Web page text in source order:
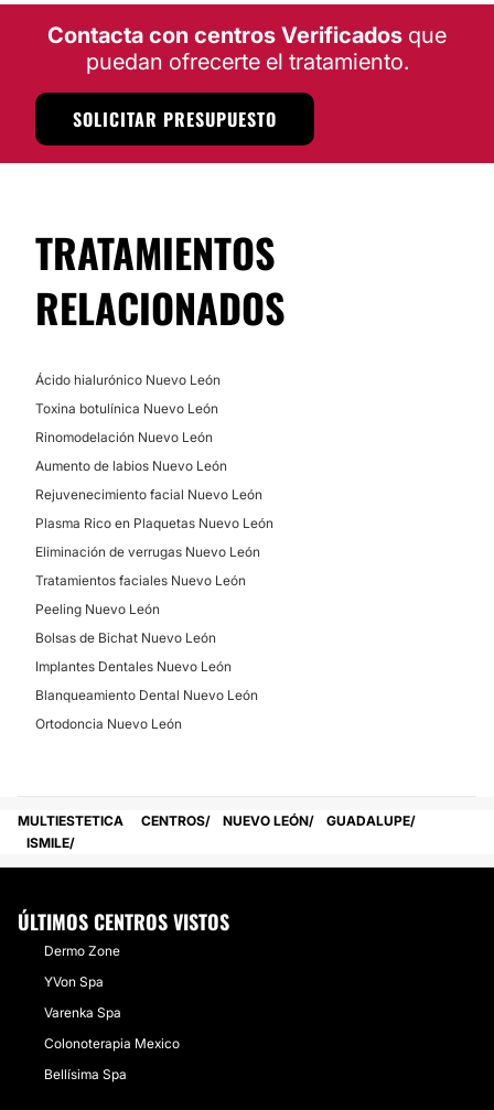
No
Financiación o facilidades de pago:
No
Bolsas de Bichat
ESTÉTICA DENTAL
Ortodoncia
Contacta con centros Verificados que
puedan ofrecerte el tratamiento.
SOLICITAR PRESUPUESTO
TRATAMIENTOS
RELACIONADOS
Ácido hialurónico Nuevo León
Toxina botulínica Nuevo León
Rinomodelación Nuevo León
Aumento de labios Nuevo León
Rejuvenecimiento facial Nuevo León
Plasma Rico en Plaquetas Nuevo León
Eliminación de verrugas Nuevo León
Tratamientos faciales Nuevo León
Peeling Nuevo León
Bolsas de Bichat Nuevo León
Implantes Dentales Nuevo León
Blanqueamiento Dental Nuevo León
Ortodoncia Nuevo León
MULTIESTETICA CENTROS NUEVO LEÓN
GUADALUPE
ISMILE
ÚLTIMOS CENTROS VISTOS
Dermo Zone
YVon Spa
Varenka Spa
Colonoterapia Mexico
Bellísima Spa